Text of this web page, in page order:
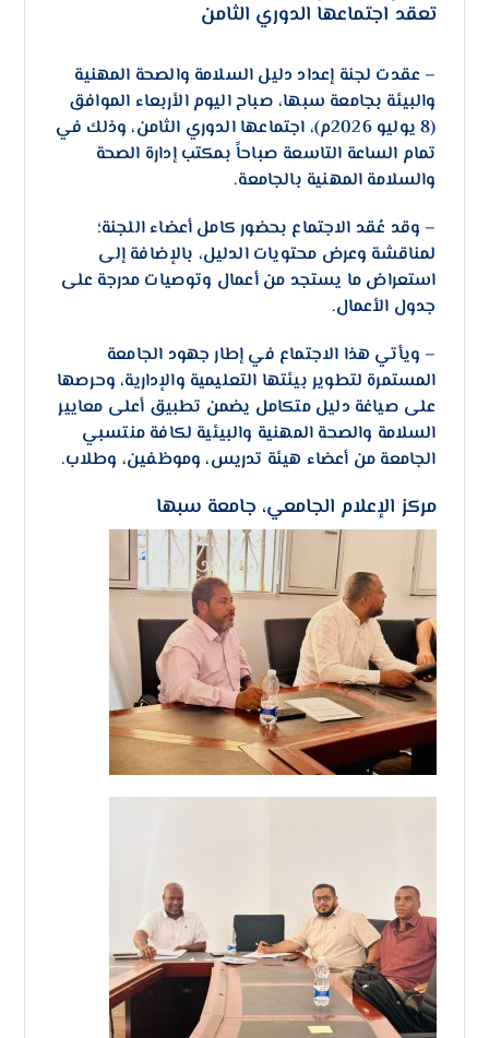
تعقد اجتماعها الدوري الثامن
– ​عقدت لجنة إعداد دليل السلامة والصحة المهنية
والبيئة بجامعة سبها، صباح اليوم الأربعاء الموافق
(8 يوليو 2026م)، اجتماعها الدوري الثامن، وذلك في
تمام الساعة التاسعة صباحاً بمكتب إدارة الصحة
والسلامة المهنية بالجامعة.
– ​وقد عُقد الاجتماع بحضور كامل أعضاء اللجنة؛
لمناقشة وعرض محتويات الدليل، بالإضافة إلى
استعراض ما يستجد من أعمال وتوصيات مدرجة على
جدول الأعمال.
– ​ويأتي هذا الاجتماع في إطار جهود الجامعة
المستمرة لتطوير بيئتها التعليمية والإدارية، وحرصها
على صياغة دليل متكامل يضمن تطبيق أعلى معايير
السلامة والصحة المهنية والبيئية لكافة منتسبي
الجامعة من أعضاء هيئة تدريس، وموظفين، وطلاب.
مركز الإعلام الجامعي، جامعة سبها